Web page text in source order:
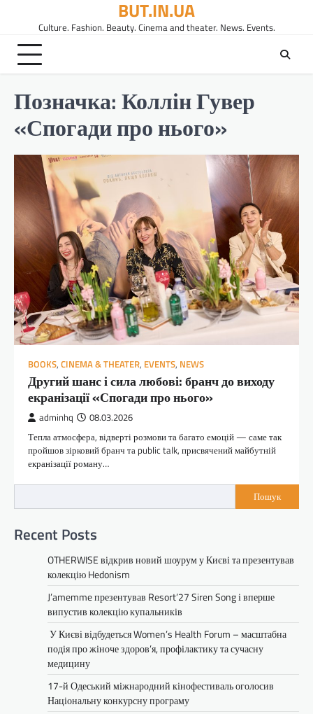
вмісту
BUT.IN.UA
Culture. Fashion. Beauty. Cinema and theater. News. Events.
Позначка:Коллін Гувер
«Спогади про нього»
BOOKS, CINEMA & THEATER, EVENTS, NEWS
Другий шанс і сила любові: бранч до виходу
екранізації «Спогади про нього»
adminhq 08.03.2026
Тепла атмосфера, відверті розмови та багато емоцій — саме так
пройшов зірковий бранч та public talk, присвячений майбутній
екранізації роману…
Пошук
Recent Posts
OTHERWISE відкрив новий шоурум у Києві та презентував
колекцію Hedonism
J’amemme презентував Resort’27 Siren Song і вперше
випустив колекцію купальників
У Києві відбудеться Women’s Health Forum – масштабна
подія про жіноче здоров’я, профілактику та сучасну
медицину
17-й Одеський міжнародний кінофестиваль оголосив
Національну конкурсну програму